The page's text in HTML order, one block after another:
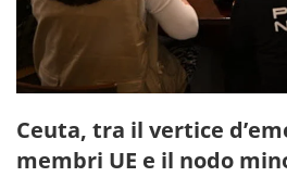
Ceuta, tra il vertice
membri UE e il nodo